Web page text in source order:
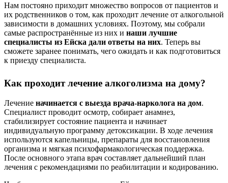
Нам постояно приходит множество вопросов от пациентов и
их родственников о том, как проходит лечение от алкогольной
зависимости в домашних условиях. Поэтому, мы собрали
самые распространённые из них и наши лучшие
специалисты из Ейска дали ответы на них. Теперь вы
сможете заранее понимать, чего ожидать и как подготовиться
к приезду специалиста.
Как проходит лечение алкоголизма на дому?
Лечение начинается с выезда врача-нарколога на дом.
Специалист проводит осмотр, собирает анамнез,
стабилизирует состояние пациента и начинает
индивидуальную программу детоксикации. В ходе лечения
используются капельницы, препараты для восстановления
организма и мягкая психофармакологическая поддержка.
После основного этапа врач составляет дальнейший план
лечения с рекомендациями по реабилитации и кодированию.